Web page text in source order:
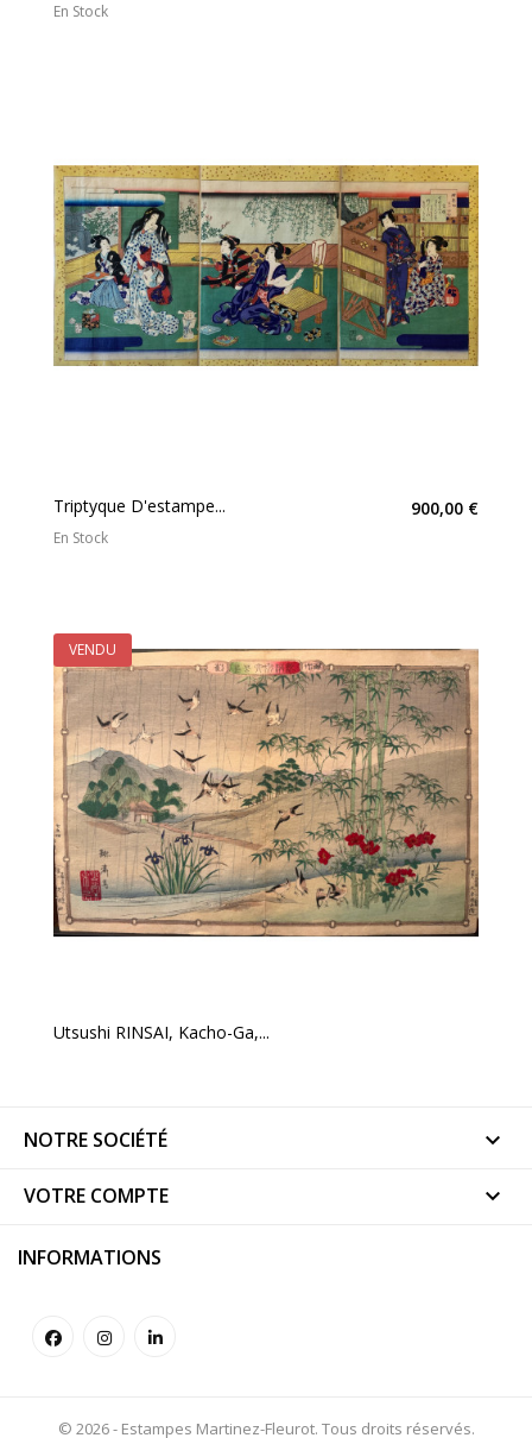
En Stock
Triptyque D'estampe... 900,00 €
En Stock
Utsushi RINSAI, Kacho-Ga,...
VENDU
NOTRE SOCIÉTÉ 
VOTRE COMPTE 
INFORMATIONS
© 2026 - Estampes Martinez-Fleurot. Tous droits réservés.